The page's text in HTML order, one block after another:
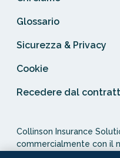
Glossario
Sicurezza & Privacy
Cookie
Recedere dal
Collinson Insurance
commercialmente con il